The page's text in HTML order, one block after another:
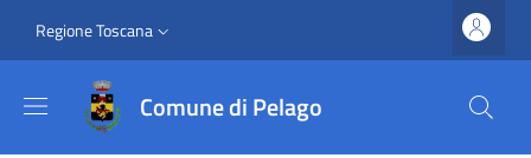
Slim top
Regione Toscana
Comune di Pelago